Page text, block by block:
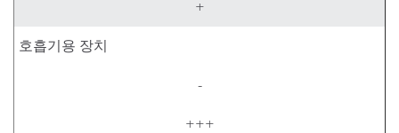
+
호흡기용 장치
-
+++